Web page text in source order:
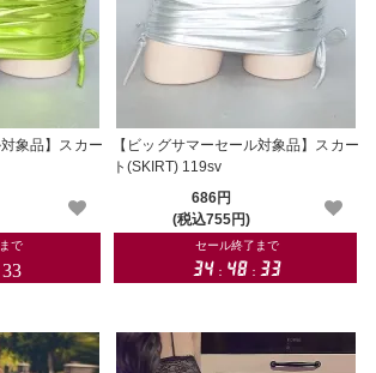
象品】スカー
【ビッグサマーセール対象品】スカー
ト(SKIRT) 119sv
686円
(税込755円)